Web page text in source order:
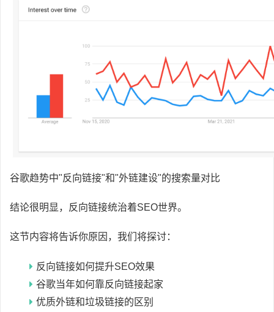
谷歌趋势中"反向链接"和"外链建设"的搜索量对比
结论很明显，反向链接统治着SEO世界。
这节内容将告诉你原因，我们将探讨：
反向链接如何提升SEO效果
谷歌当年如何靠反向链接起家
优质外链和垃圾链接的区别